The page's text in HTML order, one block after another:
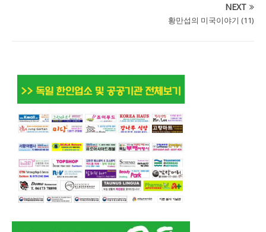
NEXT
황만섭의 미국이야기 (11)